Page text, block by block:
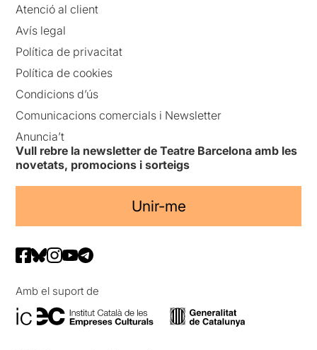
Atenció al client
Avís legal
Política de privacitat
Política de cookies
Condicions d’ús
Comunicacions comercials i Newsletter
Anuncia’t
Vull rebre la newsletter de Teatre Barcelona amb les
novetats, promocions i sorteigs
Unir-me
Amb el suport de